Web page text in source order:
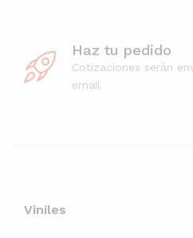
Haz tu pedido
Cotizaciones serán
email
Viniles